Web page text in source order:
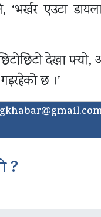
‘भर्खर एउटा
देखा पर्‍यो,
छ ।’
?